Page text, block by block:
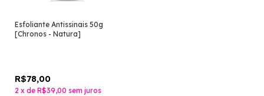
Esfoliante Antissinais 50g
[Chronos - Natura]
R$78,00
2 x de R$39,00 sem juros